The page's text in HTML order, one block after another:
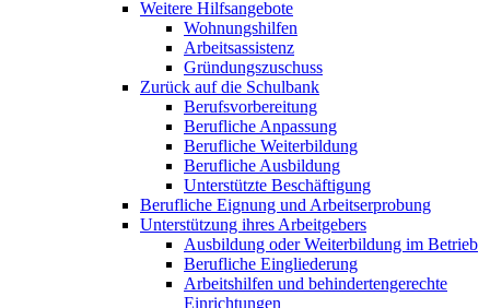
Weitere Hilfsangebote
Wohnungshilfen
Arbeitsassistenz
Gründungszuschuss
Zurück auf die Schulbank
Berufsvorbereitung
Berufliche Anpassung
Berufliche Weiterbildung
Berufliche Ausbildung
Unterstützte Beschäftigung
Berufliche Eignung und Arbeitserprobung
Unterstützung ihres Arbeitgebers
Ausbildung oder Weiterbildung im Betrieb
Berufliche Eingliederung
Arbeitshilfen und behindertengerechte
Einrichtungen